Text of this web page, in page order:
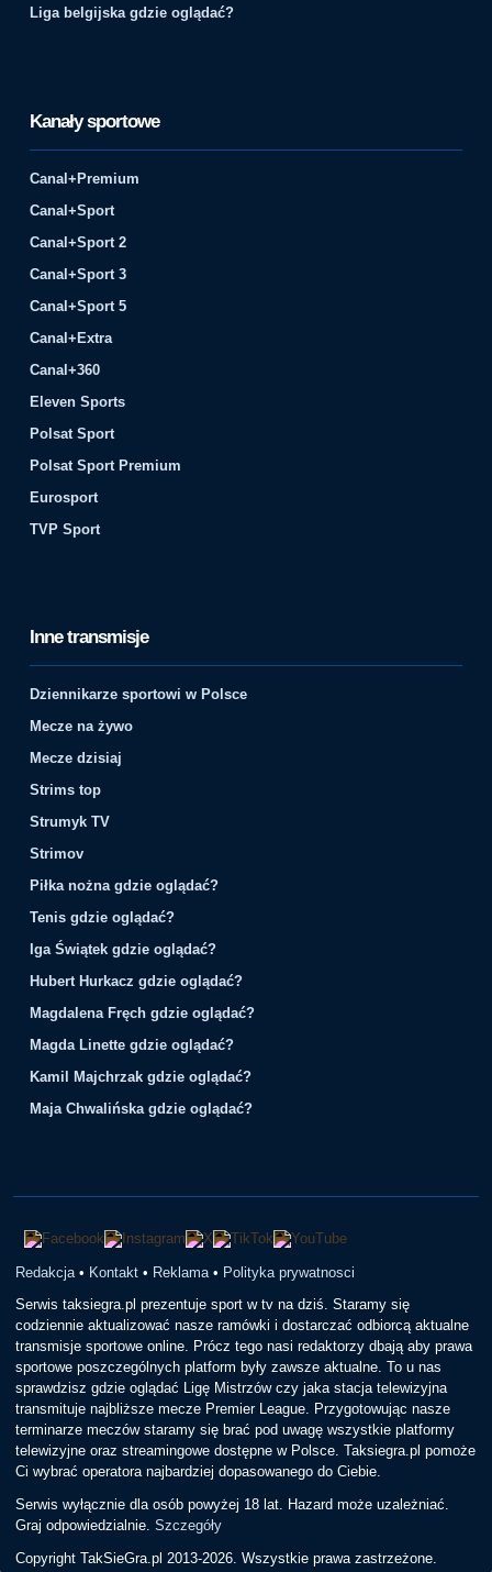
Liga belgijska gdzie oglądać?
Kanały sportowe
Canal+Premium
Canal+Sport
Canal+Sport 2
Canal+Sport 3
Canal+Sport 5
Canal+Extra
Canal+360
Eleven Sports
Polsat Sport
Polsat Sport Premium
Eurosport
TVP Sport
Inne transmisje
Dziennikarze sportowi w Polsce
Mecze na żywo
Mecze dzisiaj
Strims top
Strumyk TV
Strimov
Piłka nożna gdzie oglądać?
Tenis gdzie oglądać?
Iga Świątek gdzie oglądać?
Hubert Hurkacz gdzie oglądać?
Magdalena Fręch gdzie oglądać?
Magda Linette gdzie oglądać?
Kamil Majchrzak gdzie oglądać?
Maja Chwalińska gdzie oglądać?
Redakcja • Kontakt • Reklama • Polityka prywatnosci
Serwis taksiegra.pl prezentuje sport w tv na dziś. Staramy się
codziennie aktualizować nasze ramówki i dostarczać odbiorcą aktualne
transmisje sportowe online. Prócz tego nasi redaktorzy dbają aby prawa
sportowe poszczególnych platform były zawsze aktualne. To u nas
sprawdzisz gdzie oglądać Ligę Mistrzów czy jaka stacja telewizyjna
transmituje najbliższe mecze Premier League. Przygotowując nasze
terminarze meczów staramy się brać pod uwagę wszystkie platformy
telewizyjne oraz streamingowe dostępne w Polsce. Taksiegra.pl pomoże
Ci wybrać operatora najbardziej dopasowanego do Ciebie.
Serwis wyłącznie dla osób powyżej 18 lat. Hazard może uzależniać.
Graj odpowiedzialnie.Szczegóły
Copyright TakSieGra.pl 2013-2026. Wszystkie prawa zastrzeżone.